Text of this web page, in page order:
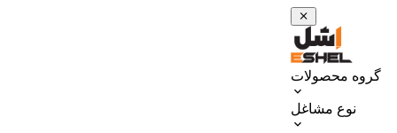
گروه محصولات
نوع مشاغل